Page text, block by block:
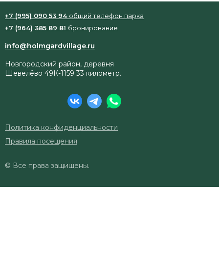
Политика конфиденциальности
© Все права защищены.
Новгородский район, деревня
Шевелёво 49К-1159 33 километр.
+7 (995) 090 53 94 общий телефон парка
+7 (964) 385 89 81 бронирование
info@holmgardvillage.ru
Правила посещения